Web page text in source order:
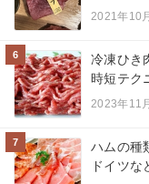
2021年10
6
冷凍ひき
時短テク
2023年11
7
ハムの種
ドイツな